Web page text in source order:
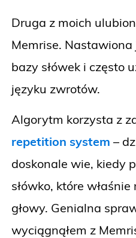
Druga z moich
Memrise.
bazy słówek i często
języku zwrotów.
Algorytm korzysta z
repetition system –
doskonale wie, kiedy
słówko, które
głowy. Genialna
wyciągnąłem z